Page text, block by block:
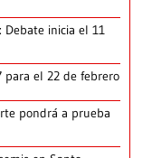
Debate inicia el 11
para el 22 de febrero
pondrá a prueba